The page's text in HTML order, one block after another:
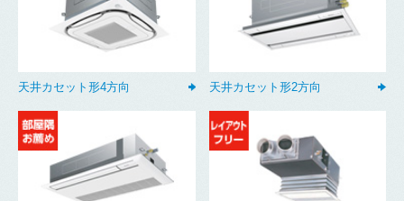
天井カセット形4方向 天井カセット形2方向